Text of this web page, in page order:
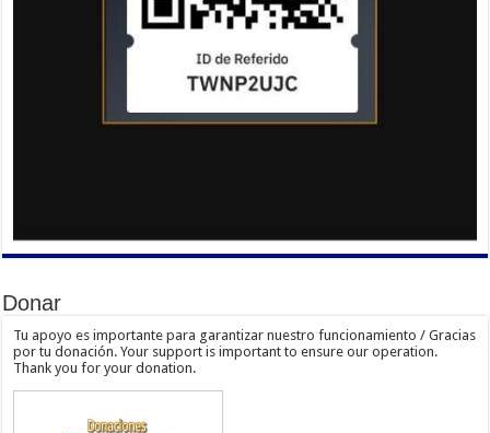
Donar
Tu apoyo es importante para garantizar nuestro funcionamiento / Gracias
por tu donación. Your support is important to ensure our operation.
Thank you for your donation.